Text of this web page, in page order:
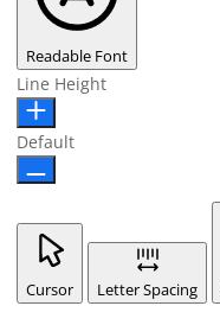
Readable Font
Line Height
Default
Cursor Letter Spacing